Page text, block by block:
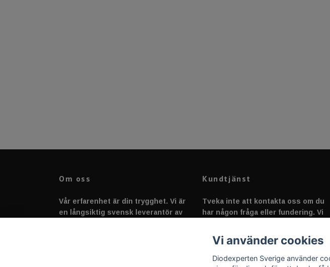
Om oss
Vår erfarenhet är din trygghet. Vi är
en långsiktig svensk leverantör av
Kundtjänst
Tveka inte att kontakta oss om du
har någon fråga eller fundering. Vi
Vi använder cookies
Diodexperten Sverige använder